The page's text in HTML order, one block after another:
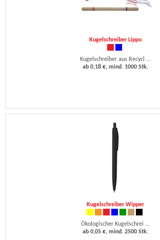
Kugelschreiber Lippo
Kugelschreiber aus Recycl ...
ab 0,18 €, mind. 1000 Stk.
Kugelschreiber Wipper
Ökologischer Kugelschrei ...
ab 0,05 €, mind. 2500 Stk.